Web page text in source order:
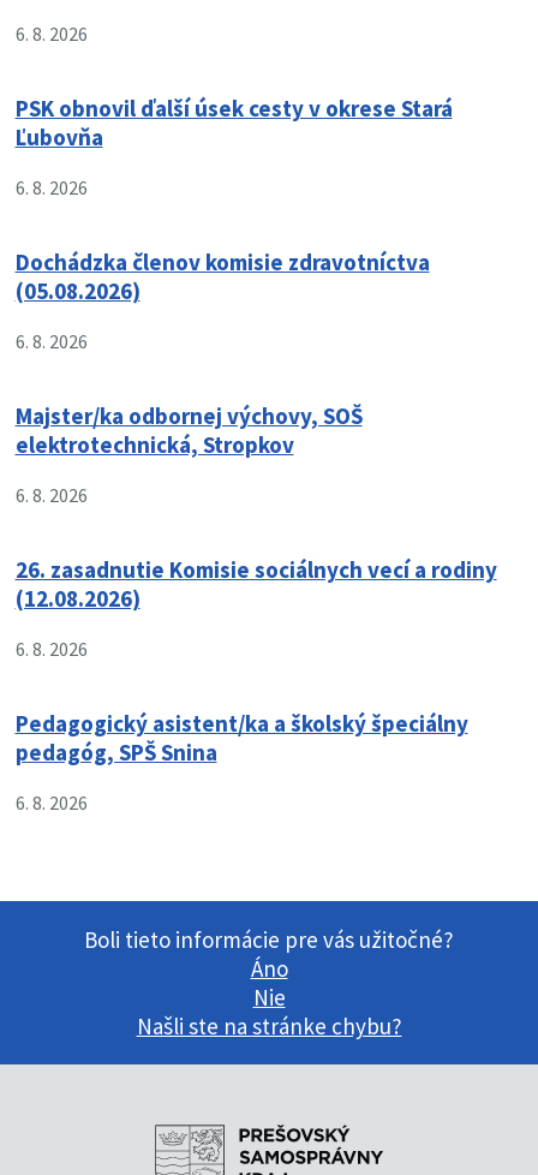
6. 8. 2026
PSK obnovil ďalší úsek cesty v okrese Stará
Ľubovňa
6. 8. 2026
Dochádzka členov komisie zdravotníctva
(05.08.2026)
6. 8. 2026
Majster/ka odbornej výchovy, SOŠ
elektrotechnická, Stropkov
6. 8. 2026
26. zasadnutie Komisie sociálnych vecí a rodiny
(12.08.2026)
6. 8. 2026
Pedagogický asistent/ka a školský špeciálny
pedagóg, SPŠ Snina
6. 8. 2026
Boli tieto informácie pre vás užitočné?
Áno
Nie
Našli ste na stránke chybu?